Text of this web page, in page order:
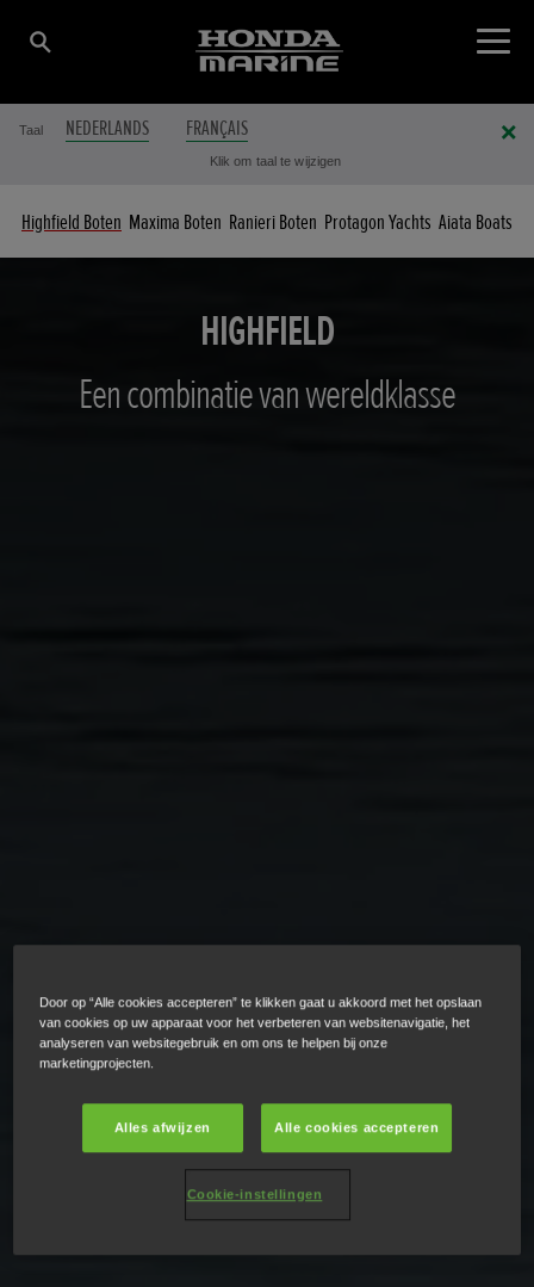
Taal NEDERLANDS FRANÇAIS
Klik om taal te wijzigen
Highfield Boten Maxima Boten Ranieri Boten Protagon Yachts Aiata Boats
HIGHFIELD
Een combinatie van wereldklasse
Door op “Alle cookies accepteren” te klikken gaat u akkoord met het opslaan
van cookies op uw apparaat voor het verbeteren van websitenavigatie, het
analyseren van websitegebruik en om ons te helpen bij onze
marketingprojecten.
Alles afwijzen Alle cookies accepteren
Cookie-instellingen